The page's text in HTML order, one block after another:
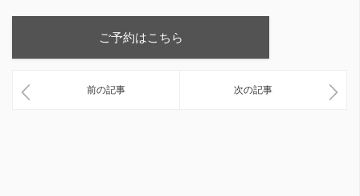
ご予約はこちら
前の記事 次の記事